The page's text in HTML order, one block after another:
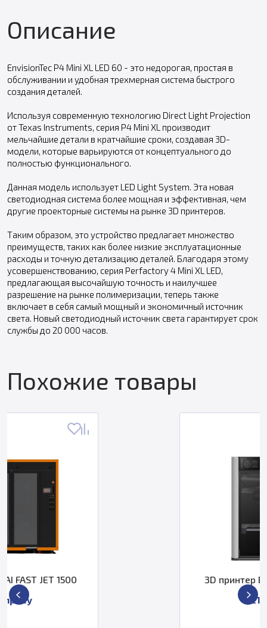
Описание
EnvisionTec P4 Mini XL LED 60 - это недорогая, простая в
обслуживании и удобная трехмерная система быстрого
создания деталей.
Используя современную технологию Direct Light Projection
от Texas Instruments, серия P4 Mini XL производит
мельчайшие детали в кратчайшие сроки, создавая 3D-
модели, которые варьируются от концептуального до
полностью функционального.
Данная модель использует LED Light System. Эта новая
светодиодная система более мощная и эффективная, чем
другие проекторные системы на рынке 3D принтеров.
Таким образом, это устройство предлагает множество
преимуществ, таких как более низкие эксплуатационные
расходы и точную детализацию деталей. Благодаря этому
усовершенствованию, серия Perfactory 4 Mini XL LED,
предлагающая высочайшую точность и наилучшее
разрешение на рынке полимеризации, теперь также
включает в себя самый мощный и экономичный источник
света. Новый светодиодный источник света гарантирует срок
службы до 20 000 часов.
Похожие товары
3D принтер Bambu Lab H2D EU